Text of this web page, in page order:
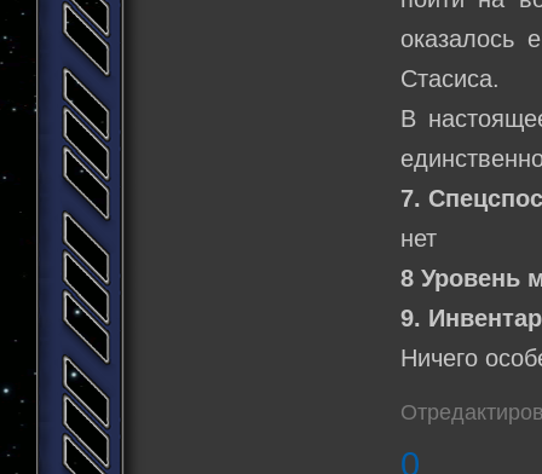
оказалось
Стасиса.
В
7.
нет
8 Уровень
9.
Ничего
0